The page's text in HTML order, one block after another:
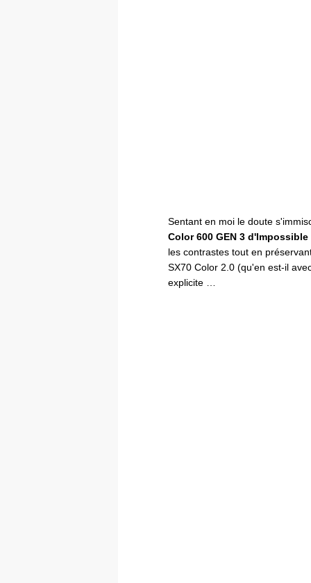
Sentant en moi le doute
Color 600 GEN 3
les contrastes tout en
SX70 Color 2.0 (qu'en est-il
explicite …